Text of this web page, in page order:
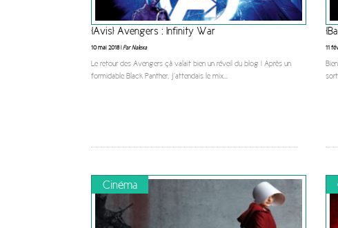
[Avis] Avengers : Infinity War
10 mai 2018 |Par Nalexa
Le retour des Avengers çà valait bien un réveil du blog ! Après un
formidable Black Panther, j’attendais le mix...
11
Cinéma